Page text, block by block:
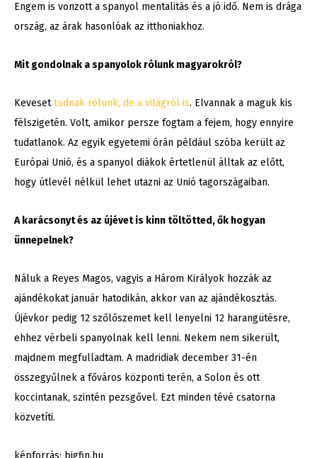
Engem is vonzott a spanyol mentalitás és a jó idő. Nem is drága
ország, az árak hasonlóak az itthoniakhoz.
Mit gondolnak a spanyolok rólunk magyarokról?
Kevesettudnak rólunk, de a világról is. Elvannak a maguk kis
félszigetén. Volt, amikor persze fogtam a fejem, hogy ennyire
tudatlanok. Az egyik egyetemi órán például szóba került az
Európai Unió, és a spanyol diákok értetlenül álltak az előtt,
hogy útlevél nélkül lehet utazni az Unió tagországaiban.
A karácsonyt és az újévet is kinn töltötted, ők hogyan
ünnepelnek?
Náluk a Reyes Magos, vagyis a Három Királyok hozzák az
ajándékokat január hatodikán, akkor van az ajándékosztás.
Újévkor pedig 12 szőlőszemet kell lenyelni 12 harangütésre,
ehhez vérbeli spanyolnak kell lenni. Nekem nem sikerült,
majdnem megfulladtam. A madridiak december 31-én
összegyűlnek a főváros központi terén, a Solon és ott
koccintanak, szintén pezsgővel. Ezt minden tévé csatorna
közvetíti.